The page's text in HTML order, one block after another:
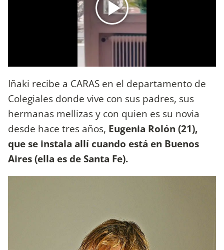
Iñaki recibe a CARAS en el departamento de
Colegiales donde vive con sus padres, sus
hermanas mellizas y con quien es su novia
desde hace tres años, Eugenia Rolón (21),
que se instala allí cuando está en Buenos
Aires (ella es de Santa Fe).